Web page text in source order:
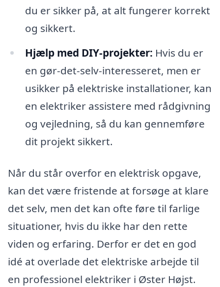
du er sikker på, at alt fungerer korrekt
og sikkert.
Hjælp med DIY-projekter: Hvis du er
en gør-det-selv-interesseret, men er
usikker på elektriske installationer, kan
en elektriker assistere med rådgivning
og vejledning, så du kan gennemføre
dit projekt sikkert.
Når du står overfor en elektrisk opgave,
kan det være fristende at forsøge at klare
det selv, men det kan ofte føre til farlige
situationer, hvis du ikke har den rette
viden og erfaring. Derfor er det en god
idé at overlade det elektriske arbejde til
en professionel elektriker i Øster Højst.